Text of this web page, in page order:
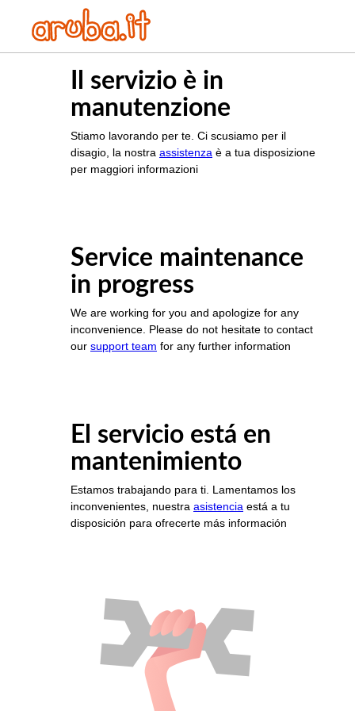
Il servizio è in
manutenzione
Stiamo lavorando per te. Ci scusiamo per il
disagio, la nostra assistenza è a tua disposizione
per maggiori informazioni
Service maintenance
in progress
We are working for you and apologize for any
inconvenience. Please do not hesitate to contact
our support team for any further information
El servicio está en
mantenimiento
Estamos trabajando para ti. Lamentamos los
inconvenientes, nuestra asistencia está a tu
disposición para ofrecerte más información